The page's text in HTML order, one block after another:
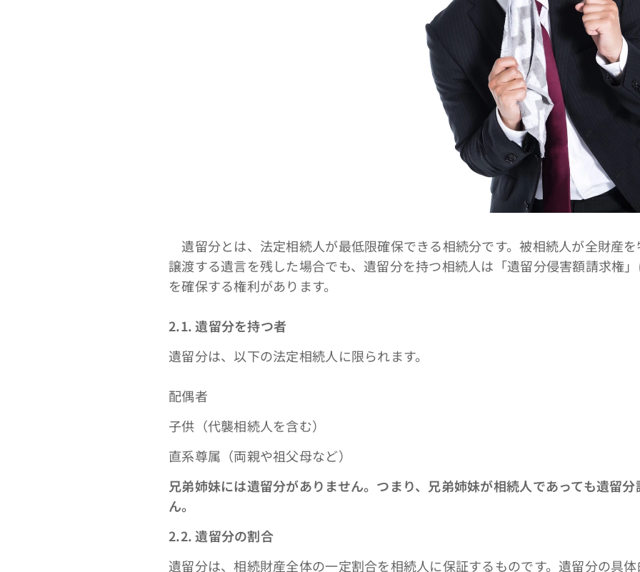
遺留分とは、法定相続人が最低限確保できる相続分です。被相続人が全財産
譲渡する遺言を残した場合でも、遺留分を持つ相続人は「遺留分侵害額請求権
を確保する権利があります。
2.1. 遺留分を持つ者
遺留分は、以下の法定相続人に限られます。
配偶者
子供（代襲相続人を含む）
直系尊属（両親や祖父母など）
兄弟姉妹には遺留分がありません。つまり、兄弟姉妹が相続人であっても遺留
ん。
2.2. 遺留分の割合
遺留分は、相続財産全体の一定割合を相続人に保証するものです。遺留分の具